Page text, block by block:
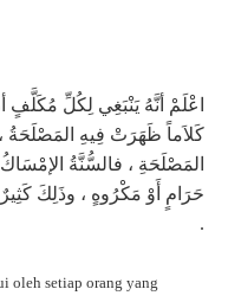
اعْلَمْ أنَّهُ يَنْبَغِي لِكُلِّ مُكَلَّفٍ
كَلاَماً ظَهَرَتْ فِيهِ المَصْلَحَةُ
المَصْلَحَةِ ، فالسُّنَّةُ الإمْسَاكُ
حَرَامٍ أَوْ مَكْرُوهٍ ، وذَلِكَ
.
oleh setiap orang yang